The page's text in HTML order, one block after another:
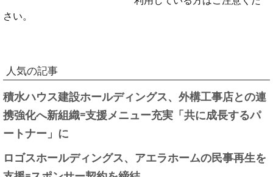
さい。
人気の記事
積水ハウス建設ホールディングス、外構工事店との連
携強化へ新組織=支援メニュー充実「共に成長するパ
ートナー」に
ロゴスホールディングス、アエラホームの民事再生を